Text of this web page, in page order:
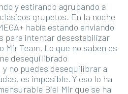
y estirando agrupando a
grupetos. En la noche
había estando enviando
para intentar desestabilizar
Mir Team. Lo que no saben es
desequilibrado
no puedes desequilibrar a
es imposible. Y eso lo ha
Biel Mir que se ha